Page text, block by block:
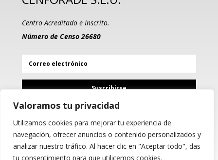
Valoramos tu privacidad
Utilizamos cookies para mejorar tu experiencia de
navegación, ofrecer anuncios o contenido personalizados y
analizar nuestro tráfico. Al hacer clic en "Aceptar todo", das
tu consentimiento para que utilicemos cookies.
Centro Acreditado e Inscrito.
Número de Censo 26680
Suscribirse
PROGRAMA KIT DIGITAL
COFINANCIADO POR LOS
FONDOS NEXT GENERATION
(EU) DEL MECANISMO DE